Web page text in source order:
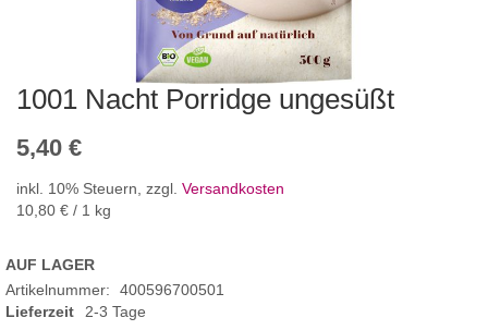
1001 Nacht Porridge ungesüßt
5,40 €
inkl. 10% Steuern, zzgl. Versandkosten
10,80 € / 1 kg
AUF LAGER
Artikelnummer
400596700501
Lieferzeit
2-3 Tage